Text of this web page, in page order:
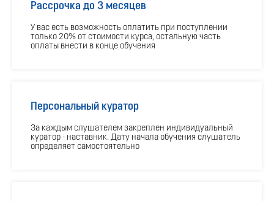
Рассрочка до 3 месяцев
У вас есть возможность оплатить при поступлении
только 20% от стоимости курса, остальную часть
оплаты внести в конце обучения
Персональный куратор
За каждым слушателем закреплен индивидуальный
куратор - наставник. Дату начала обучения слушатель
определяет самостоятельно